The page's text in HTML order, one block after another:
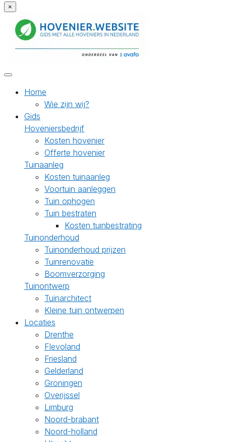
×
Home
Wie zijn wij?
Gids
Hoveniersbedrijf
Kosten hovenier
Offerte hovenier
Tuinaanleg
Kosten tuinaanleg
Voortuin aanleggen
Tuin ophogen
Tuin bestraten
Kosten tuinbestrating
Tuinonderhoud
Tuinonderhoud prijzen
Tuinrenovatie
Boomverzorging
Tuinontwerp
Tuinarchitect
Kleine tuin ontwerpen
Locaties
Drenthe
Flevoland
Friesland
Gelderland
Groningen
Overijssel
Limburg
Noord-brabant
Noord-holland